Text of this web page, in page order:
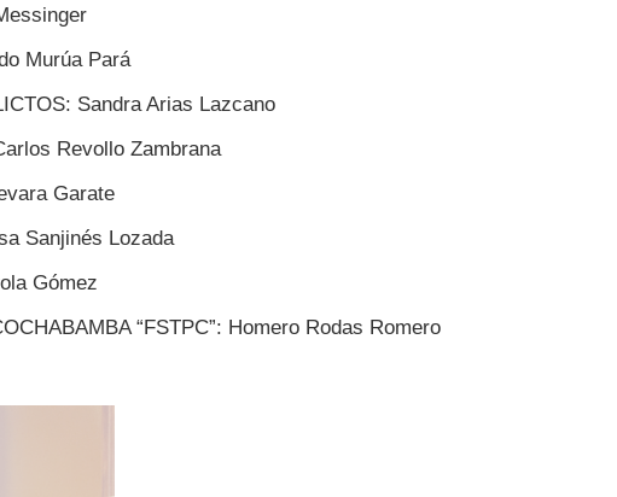
Murúa Pará
Sandra Arias Lazcano
Revollo Zambrana
Garate
Sanjinés Lozada
Gómez
“FSTPC”: Homero Rodas Romero